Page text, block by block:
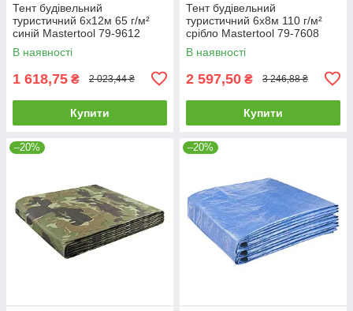
Тент будівельний
туристичний 6х12м 65 г/м²
синій Mastertool 79-9612
В наявності
1 618,75 ₴ 2 023,44 ₴
Купити
Тент будівельний
туристичний 6х8м 110 г/м²
срібло Mastertool 79-7608
В наявності
2 597,50 ₴ 3 246,88 ₴
Купити
–20% –20%